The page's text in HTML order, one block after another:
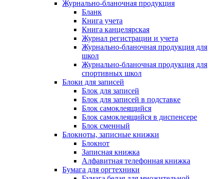
Журнально-бланочная продукция
Бланк
Книга учета
Книга канцелярская
Журнал регистрации и учета
Журнально-бланочная продукция для
школ
Журнально-бланочная продукция для
спортивных школ
Блоки для записей
Блок для записей
Блок для записей в подставке
Блок самоклеящийся
Блок самоклеящийся в диспенсере
Блок сменный
Блокноты, записные книжки
Блокнот
Записная книжка
Алфавитная телефонная книжка
Бумага для оргтехники